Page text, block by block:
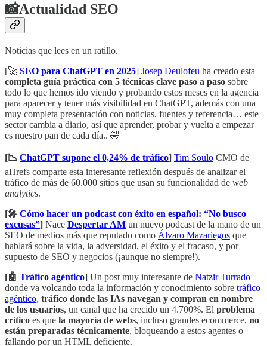
📸Actualidad SEO
Noticias que lees en un ratillo.
[🚀 SEO para ChatGPT en 2025] Josep Deulofeu ha creado esta
completa guía práctica con 5 técnicas clave paso a paso sobre
todo lo que hemos ido viendo y probando estos meses en la agencia
para aparecer y tener más visibilidad en ChatGPT, además con una
muy completa presentación con noticias, fuentes y referencia… este
sector cambia a diario, así que aprender, probar y vuelta a empezar
es nuestro pan de cada día.. 🤣
[📉 ChatGPT supone el 0,24% de tráfico] Tim Soulo CMO de
aHrefs comparte esta interesante reflexión después de analizar el
tráfico de más de 60.000 sitios que usan su funcionalidad de web
analytics.
[🎤 Cómo hacer un podcast con éxito en español: “No busco
excusas”] Nace Despertar AM un nuevo podcast de la mano de un
SEO de medios más que reputado como Álvaro Mazariegos que
hablará sobre la vida, la adversidad, el éxito y el fracaso, y por
supuesto de SEO y negocios (¡aunque no siempre!).
[🤖 Tráfico agéntico] Un post muy interesante de Natzir Turrado
donde va volcando toda la información y conocimiento sobre tráfico
agéntico, tráfico donde las IAs navegan y compran en nombre
de los usuarios, un canal que ha crecido un 4.700%. El problema
crítico es que la mayoría de webs, incluso grandes ecommerce, no
están preparadas técnicamente, bloqueando a estos agentes o
fallando por un HTML deficiente.